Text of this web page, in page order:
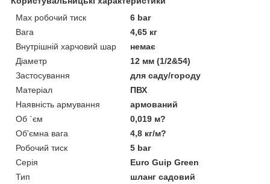
Max робочий тиск
6 bar
Вага
4,65 кг
Внутрішній харчовий шар
немає
Діаметр
12 мм (1/2&54)
Застосування
для саду/городу
Матеріал
ПВХ
Наявність армування
армований
Об `єм
0,019 м?
Об'ємна вага
4,8 кг/м?
Робочий тиск
5 bar
Серія
Euro Guip Green
Тип
шланг садовий